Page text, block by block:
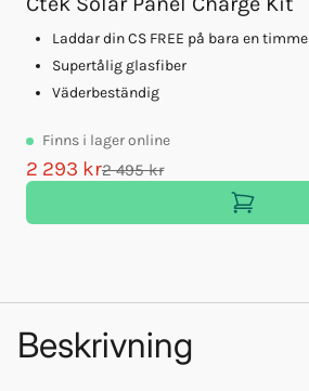
Laddar din CS FREE på bara en timme
Supertålig glasfiber
Väderbeständig
Finns i lager online
2 293 kr2 495 kr
Beskrivning